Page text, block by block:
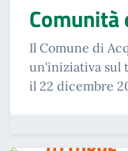
Comunità
Il Comune di
un'iniziativa sul
il 22 dicembre